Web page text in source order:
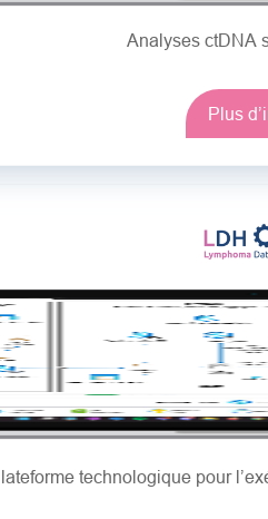
Analyses ctDNA
Plus
technologique pour